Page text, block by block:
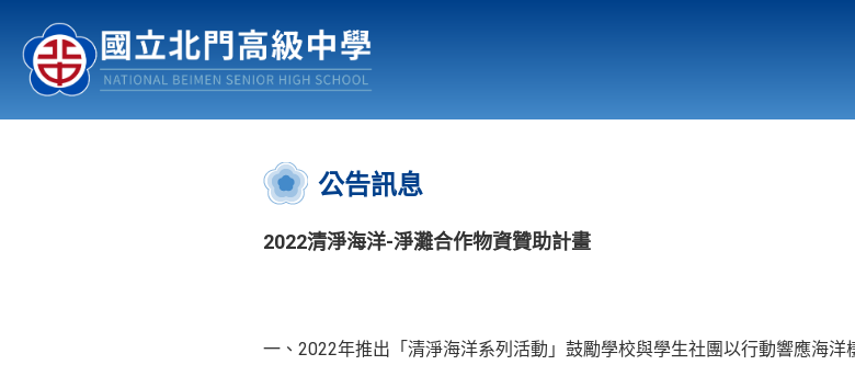
認識北中 行事曆
:::
公告訊息
2022清淨海洋-淨灘合作物資贊助計畫
一、2022年推出「清淨海洋系列活動」鼓勵學校與學生社團以行動響應海洋